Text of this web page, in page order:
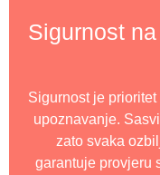
Sigurnost na
Sigurnost je
upoznavanje.
zato svaka
garantuje provjeru